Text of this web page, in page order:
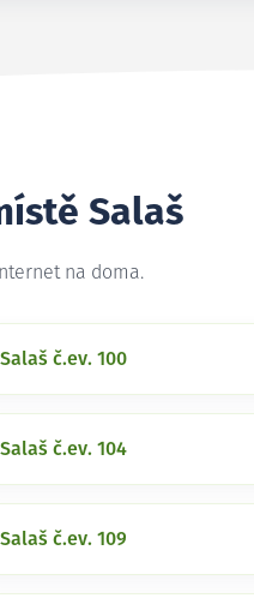
Salaš
na doma.
Salaš č.ev. 100
Salaš č.ev. 104
Salaš č.ev. 109